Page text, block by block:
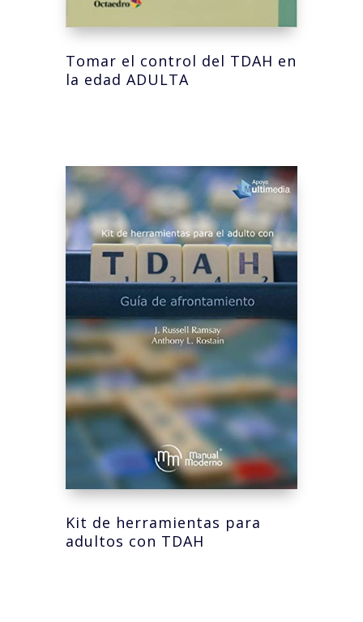
Tomar el control del TDAH en
la edad ADULTA
Kit de herramientas para
adultos con TDAH